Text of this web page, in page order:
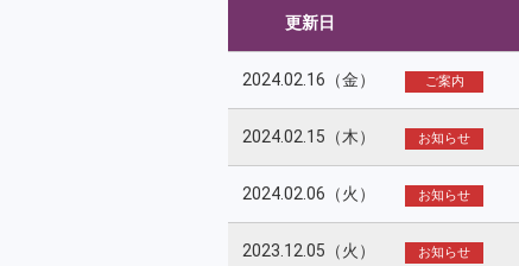
更新日
2024.02.16（金） ご案内
2024.02.15（木） お知らせ
2024.02.06（火） お知らせ
2023.12.05（火） お知らせ